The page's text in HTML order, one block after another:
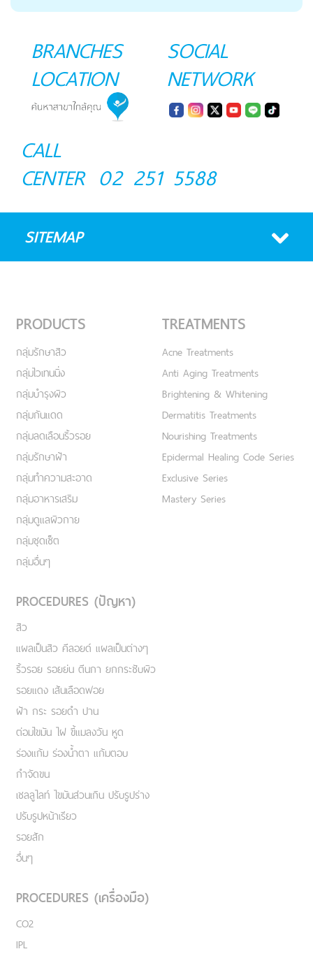
BRANCHES
LOCATION
SOCIAL
NETWORK
CALL
CENTER 02 251 5588
SITEMAP
PRODUCTS
กลุ่มรักษาสิว
กลุ่มไวเทนนิ่ง
กลุ่มบำรุงผิว
กลุ่มกันแดด
กลุ่มลดเลือนริ้วรอย
กลุ่มรักษาฝ้า
กลุ่มทำความสะอาด
กลุ่มอาหารเสริม
กลุ่มดูแลผิวกาย
กลุ่มชุดเซ็ต
กลุ่มอื่นๆ
TREATMENTS
Acne Treatments
Anti Aging Treatments
Brightening & Whitening
Dermatitis Treatments
Nourishing Treatments
Epidermal Healing Code Series
Exclusive Series
Mastery Series
PROCEDURES (ปัญหา)
สิว
แผลเป็นสิว คีลอยด์ แผลเป็นต่างๆ
ริ้วรอย รอยย่น ตีนกา ยกกระชับผิว
รอยแดง เส้นเลือดฟอย
ฝ้า กระ รอยดำ ปาน
ต่อมไขมัน ไฝ ขี้แมลงวัน หูด
ร่องแก้ม ร่องน้ำตา แก้มตอบ
กำจัดขน
เชลลูไลท์ ไขมันส่วนเกิน ปรับรูปร่าง
ปรับรูปหน้าเรียว
รอยสัก
อื่นๆ
PROCEDURES (เครื่องมือ)
CO2
IPL